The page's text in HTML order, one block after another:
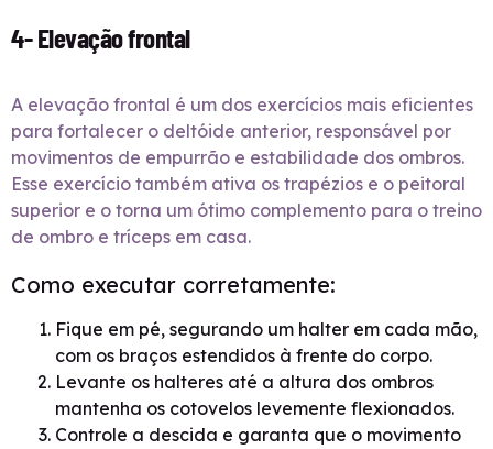
4- Elevação frontal
A elevação frontal é um dos exercícios mais eficientes
para fortalecer o deltóide anterior, responsável por
movimentos de empurrão e estabilidade dos ombros.
Esse exercício também ativa os trapézios e o peitoral
superior e o torna um ótimo complemento para o treino
de ombro e tríceps em casa.
Como executar corretamente:
Fique em pé, segurando um halter em cada mão,
com os braços estendidos à frente do corpo.
Levante os halteres até a altura dos ombros
mantenha os cotovelos levemente flexionados.
Controle a descida e garanta que o movimento